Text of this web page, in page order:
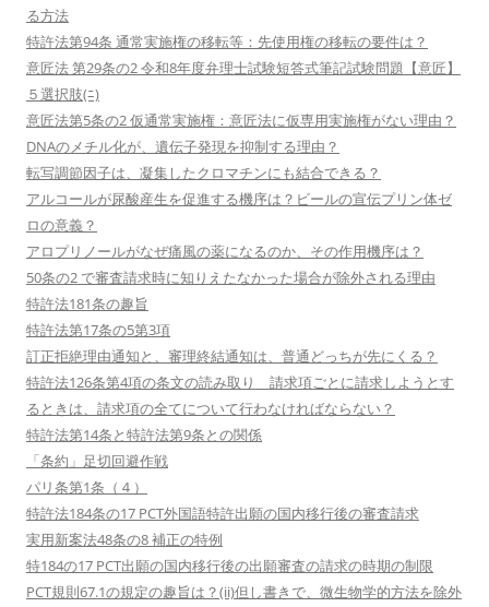
る方法
特許法第94条 通常実施権の移転等：先使用権の移転の要件は？
意匠法 第29条の2 令和8年度弁理士試験短答式筆記試験問題【意匠】
５選択肢(ﾆ)
意匠法第5条の2 仮通常実施権：意匠法に仮専用実施権がない理由？
DNAのメチル化が、遺伝子発現を抑制する理由？
転写調節因子は、凝集したクロマチンにも結合できる？
アルコールが尿酸産生を促進する機序は？ビールの宣伝プリン体ゼ
ロの意義？
アロプリノールがなぜ痛風の薬になるのか、その作用機序は？
50条の2 で審査請求時に知りえたなかった場合が除外される理由
特許法181条の趣旨
特許法第17条の5第3項
訂正拒絶理由通知と、審理終結通知は、普通どっちが先にくる？
特許法126条第4項の条文の読み取り 請求項ごとに請求しようとす
るときは、請求項の全てについて行わなければならない？
特許法第14条と特許法第9条との関係
「条約」足切回避作戦
パリ条第1条（４）
特許法184条の17 PCT外国語特許出願の国内移行後の審査請求
実用新案法48条の8 補正の特例
特184の17 PCT出願の国内移行後の出願審査の請求の時期の制限
PCT規則67.1の規定の趣旨は？(ii)但し書きで、微生物学的方法を除外